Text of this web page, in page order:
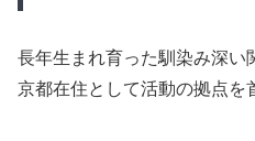
長年生まれ育った馴染み深い
京都在住として活動の拠点を